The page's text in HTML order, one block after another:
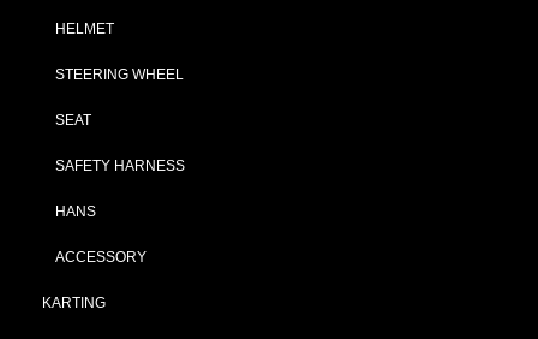
HELMET
STEERING WHEEL
SEAT
SAFETY HARNESS
HANS
ACCESSORY
KARTING